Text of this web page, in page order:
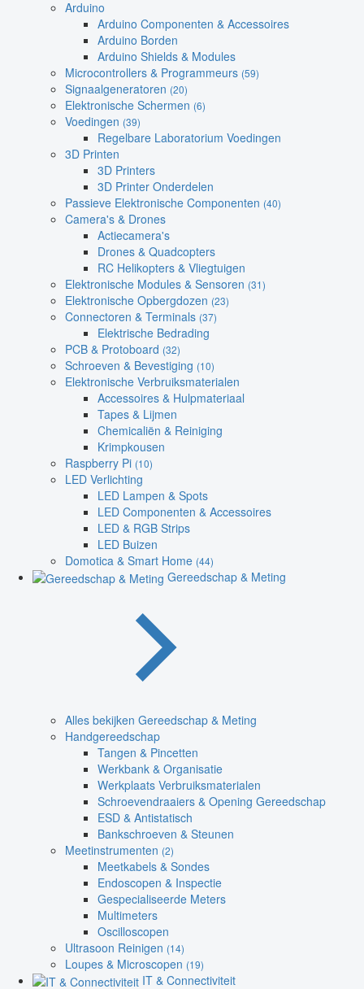
Arduino
Arduino Componenten & Accessoires
Arduino Borden
Arduino Shields & Modules
Microcontrollers & Programmeurs (59)
Signaalgeneratoren (20)
Elektronische Schermen (6)
Voedingen (39)
Regelbare Laboratorium Voedingen
3D Printen
3D Printers
3D Printer Onderdelen
Passieve Elektronische Componenten (40)
Camera's & Drones
Actiecamera's
Drones & Quadcopters
RC Helikopters & Vliegtuigen
Elektronische Modules & Sensoren (31)
Elektronische Opbergdozen (23)
Connectoren & Terminals (37)
Elektrische Bedrading
PCB & Protoboard (32)
Schroeven & Bevestiging (10)
Elektronische Verbruiksmaterialen
Accessoires & Hulpmateriaal
Tapes & Lijmen
Chemicaliën & Reiniging
Krimpkousen
Raspberry Pi (10)
LED Verlichting
LED Lampen & Spots
LED Componenten & Accessoires
LED & RGB Strips
LED Buizen
Domotica & Smart Home (44)
Gereedschap & Meting
Alles bekijken Gereedschap & Meting
Handgereedschap
Tangen & Pincetten
Werkbank & Organisatie
Werkplaats Verbruiksmaterialen
Schroevendraaiers & Opening Gereedschap
ESD & Antistatisch
Bankschroeven & Steunen
Meetinstrumenten (2)
Meetkabels & Sondes
Endoscopen & Inspectie
Gespecialiseerde Meters
Multimeters
Oscilloscopen
Ultrasoon Reinigen (14)
Loupes & Microscopen (19)
IT & Connectiviteit